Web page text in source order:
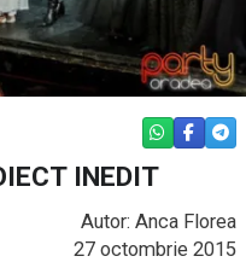
WHATSAPP
INEDIT
Autor: Anca Florea
27 octombrie 2015